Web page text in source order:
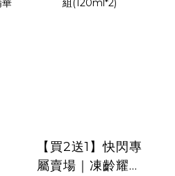
【買2送1】快閃專
屬賣場｜凍齡耀眼